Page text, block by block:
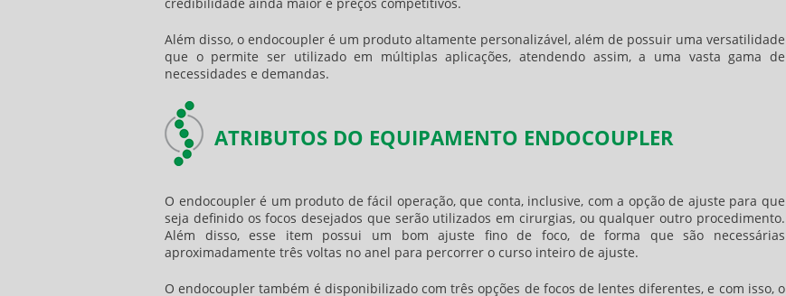
Além disso, o endocoupler é um produto altamente personalizável, além de possuir uma versatilidade
que o permite ser utilizado em múltiplas aplicações, atendendo assim, a uma vasta gama de
necessidades e demandas.
ATRIBUTOS DO EQUIPAMENTO ENDOCOUPLER
O endocoupleré um produto de fácil operação, que conta, inclusive, com a opção de ajuste para que
seja definido os focos desejados que serão utilizados em cirurgias, ou qualquer outro procedimento.
Além disso, esse item possui um bom ajuste fino de foco, de forma que são necessárias
aproximadamente três voltas no anel para percorrer o curso inteiro de ajuste.
Oendocoupler também é disponibilizado com três opções de focos de lentes diferentes, e com isso, o